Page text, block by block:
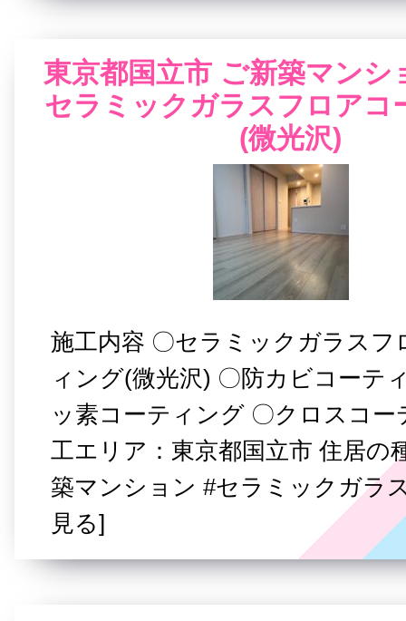
東京都国立市 ご新築マンシ
セラミックガラスフロアコ
(微光沢)
施工内容 〇セラミックガラスフ
ィング(微光沢) 〇防カビコーテ
ッ素コーティング 〇クロスコー
工エリア：東京都国立市 住居の
築マンション #セラミックガラ
見る]